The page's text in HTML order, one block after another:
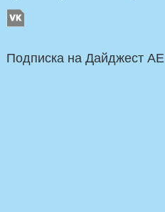
Подписка на Дайджест AE